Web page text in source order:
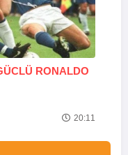
RONALDO
20:11